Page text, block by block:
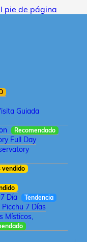
pie de página
Guiada
Recomendado
Full Day
vendido
Día Tendencia
7 Días
Místicos,